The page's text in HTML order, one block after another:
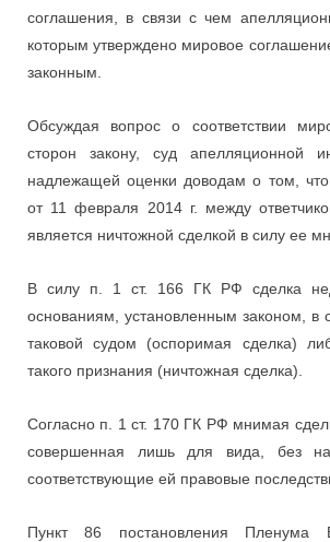
соглашения, в связи с чем
которым утверждено мировое
законным.
Обсуждая вопрос о соответствии
сторон закону, суд апелляционной
надлежащей оценки доводам о том, что
от 11 февраля 2014 г. между
является ничтожной сделкой в силу ее
В силу п. 1 ст. 166 ГК РФ сделка
основаниям, установленным законом, в
таковой судом (оспоримая сделка)
такого признания (ничтожная сделка).
Согласно п. 1 ст. 170 ГК РФ мнимая
совершенная лишь для вида, без
соответствующие ей правовые
Пункт 86 постановления Пленума